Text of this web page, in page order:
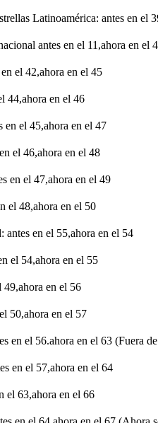
Latinoamérica: antes en el
antes en el 11,ahora en el
el 42,ahora en el 45
44,ahora en el 46
en el 45,ahora en el 47
el 46,ahora en el 48
en el 47,ahora en el 49
el 48,ahora en el 50
antes en el 55,ahora en el 54
el 54,ahora en el 55
49,ahora en el 56
50,ahora en el 57
en el 56.ahora en el 63 (Fuera
en el 57,ahora en el 64
el 63,ahora en el 66